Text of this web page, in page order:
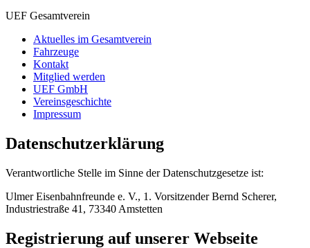
UEF Gesamtverein
Aktuelles im Gesamtverein
Fahrzeuge
Kontakt
Mitglied werden
UEF GmbH
Vereinsgeschichte
Impressum
Datenschutzerklärung
Verantwortliche Stelle im Sinne der Datenschutzgesetze ist:
Ulmer Eisenbahnfreunde e. V., 1. Vorsitzender Bernd Scherer,
Industriestraße 41, 73340 Amstetten
Registrierung auf unserer Webseite